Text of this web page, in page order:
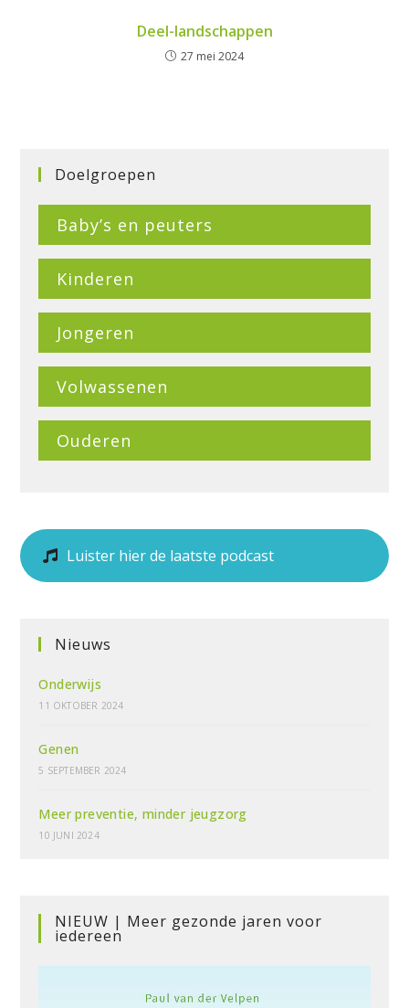
Deel-landschappen
27 mei 2024
Doelgroepen
Baby’s en peuters
Kinderen
Jongeren
Volwassenen
Ouderen
Luister hier de laatste podcast
Nieuws
Onderwijs
11 OKTOBER 2024
Genen
5 SEPTEMBER 2024
Meer preventie, minder jeugzorg
10 JUNI 2024
NIEUW | Meer gezonde jaren voor
iedereen